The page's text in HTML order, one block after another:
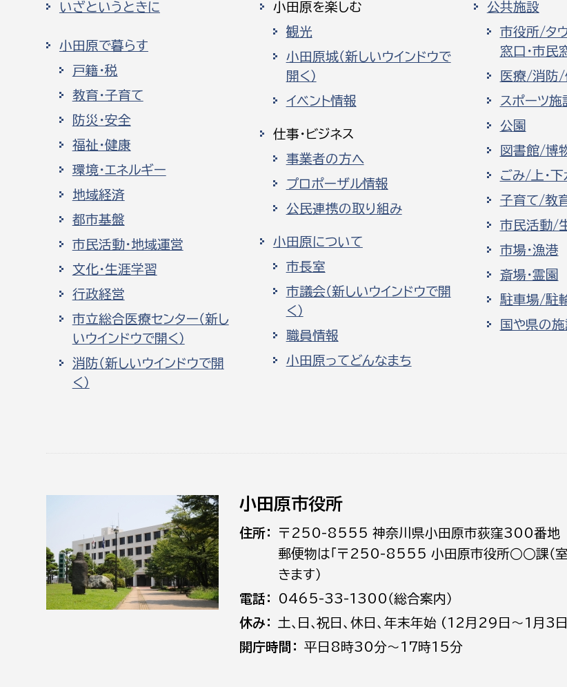
土木管理課
病院管理局：
病院管理局：
上下水道局
経営総務課
給排水業務課
水道整備課
下水道整備課
浄水管理課
教育部
教育総務課
教育指導課
選挙管理委
選挙管理委員
農業委員会事務局
農業委員会事務局
議会局
議会総務課
いざというときに
小田原で暮らす
戸籍・税
教育・子育て
防災・安全
福祉・健康
環境・エネルギー
地域経済
都市基盤
市民活動・地域運営
文化・生涯学習
行政経営
市立総合医療センター（新し
いウインドウで開く）
消防（新しいウインドウで開
く）
小田原を楽しむ
観光
小田原城（新しいウインドウで
開く）
イベント情報
仕事・ビジネス
事業者の方へ
プロポーザル情報
公民連携の取り組み
小田原について
市長室
市議会（新しいウインドウで開
く）
職員情報
小田原ってどんなまち
公共施設
市役所/タ
窓口・市民
医療/消防/
スポーツ施
公園
図書館/博
ごみ/上・
子育て/教
市民活動/
市場・漁港
斎場・霊園
駐車場/駐
国や県の施
小田原市役所
住所
〒250-8555 神奈川県小田原市荻窪300番地
郵便物は「〒250-8555 小田原市役所○○課（室
きます）
電話
0465-33-1300（総合案内）
休み
土､日､祝日、休日、年末年始 (12月29日～1月3
開庁時間
平日8時30分～17時15分